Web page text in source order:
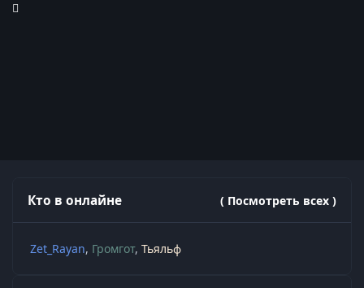
Кто в онлайне ( Посмотреть всех )
Zet_Rayan Громгот Тьяльф